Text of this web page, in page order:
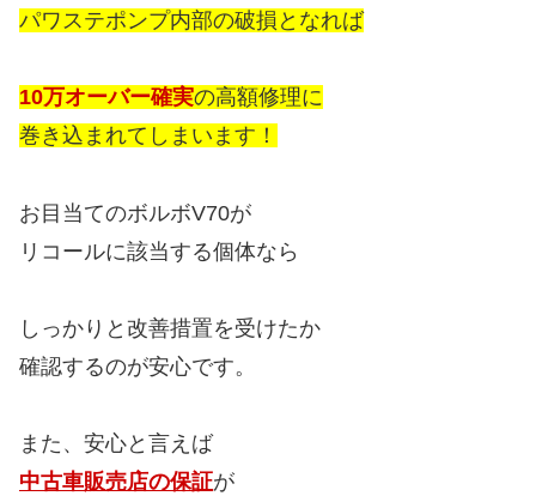
パワステポンプ内部の破損となれば
10万オーバー確実の高額修理に
巻き込まれてしまいます！
お目当てのボルボV70が
リコールに該当する個体なら
しっかりと改善措置を受けたか
確認するのが安心です。
また、安心と言えば
中古車販売店の保証が